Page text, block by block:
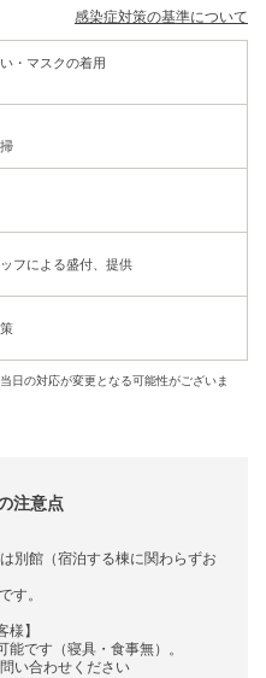
感染症対策の基準について
・マスクの着用
フによる盛付、提供
日の対応が変更となる可能性がございま
注意点
別館（宿泊する棟に関わらずお
す。
】
です（寝具・食事無）。
い合わせください